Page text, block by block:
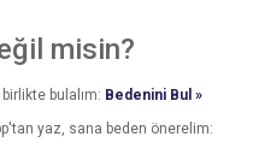
misin?
bulalım: Bedenini Bul »
yaz, sana beden önerelim: